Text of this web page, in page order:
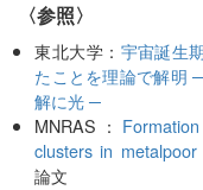
〈参照〉
東北大学： 宇宙誕生
たことを理論で解明
解に光 ─
MNRAS：
clusters in
論文